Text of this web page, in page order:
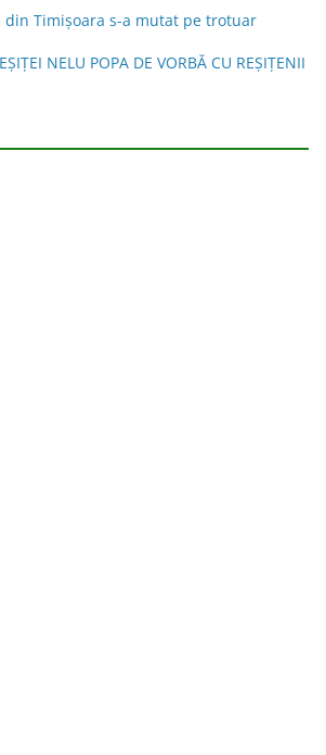
din Timişoara s-a mutat pe trotuar
NELU POPA DE VORBĂ CU REŞIŢENII